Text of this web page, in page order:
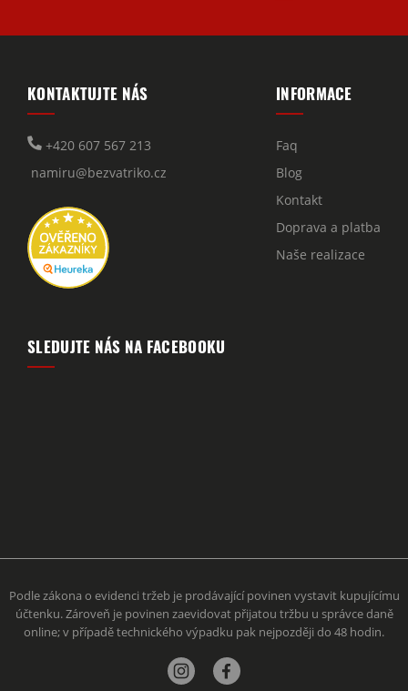
KONTAKTUJTE NÁS
+420 607 567 213
namiru@bezvatriko.cz
INFORMACE
Faq
Blog
Kontakt
Doprava a platba
Naše realizace
SLEDUJTE NÁS NA FACEBOOKU
Podle zákona o evidenci tržeb je prodávající povinen vystavit kupujícímu
účtenku. Zároveň je povinen zaevidovat přijatou tržbu u správce daně
online; v případě technického výpadku pak nejpozději do 48 hodin.